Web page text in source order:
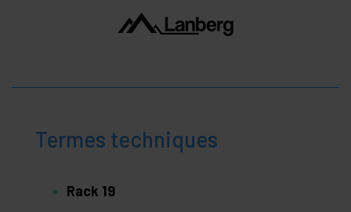
Termes techniques
Rack 19